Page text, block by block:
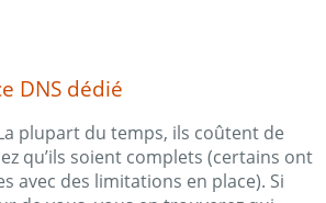
DNS dédié
plupart du temps, ils coûtent de
qu’ils soient complets (certains ont
avec des limitations en place). Si